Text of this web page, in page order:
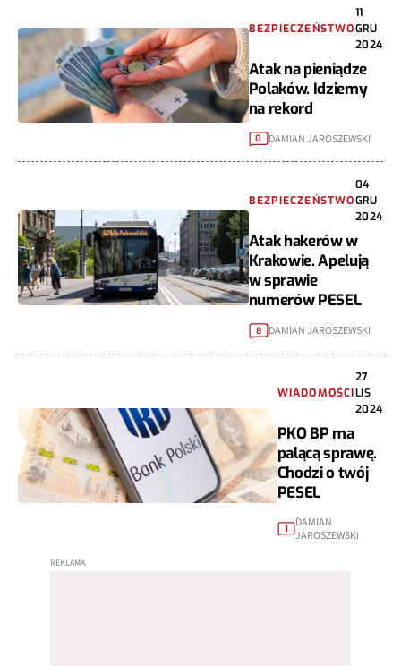
BEZPIECZEŃSTWO
11
GRU
2024
Atak na pieniądze
Polaków. Idziemy
na rekord
0 DAMIAN JAROSZEWSKI
BEZPIECZEŃSTWO
04
GRU
2024
Atak hakerów w
Krakowie. Apelują
w sprawie
numerów PESEL
8 DAMIAN JAROSZEWSKI
WIADOMOŚCI
27
LIS
2024
PKO BP ma
palącą sprawę.
Chodzi o twój
PESEL
1
DAMIAN
JAROSZEWSKI